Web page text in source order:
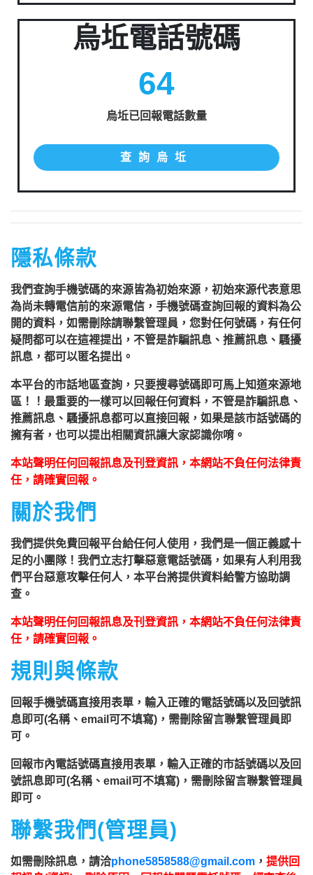
烏坵電話號碼
64
烏坵已回報電話數量
查詢烏坵
隱私條款
我們查詢手機號碼的來源皆為初始來源，初始來源代表意思
為尚未轉電信前的來源電信，手機號碼查詢回報的資料為公
開的資料，如需刪除請聯繫管理員，您對任何號碼，有任何
疑問都可以在這裡提出，不管是詐騙訊息、推薦訊息、騷擾
訊息，都可以匿名提出。
本平台的市話地區查詢，只要搜尋號碼即可馬上知道來源地
區！！最重要的一樣可以回報任何資料，不管是詐騙訊息、
推薦訊息、騷擾訊息都可以直接回報，如果是該市話號碼的
擁有者，也可以提出相關資訊讓大家認識你唷。
本站聲明任何回報訊息及刊登資訊，本網站不負任何法律責
任，請確實回報。
關於我們
我們提供免費回報平台給任何人使用，我們是一個正義感十
足的小團隊！我們立志打擊惡意電話號碼，如果有人利用我
們平台惡意攻擊任何人，本平台將提供資料給警方協助調
查。
本站聲明任何回報訊息及刊登資訊，本網站不負任何法律責
任，請確實回報。
規則與條款
回報手機號碼直接用表單，輸入正確的電話號碼以及回號訊
息即可(名稱、email可不填寫)，需刪除留言聯繫管理員即
可。
回報市內電話號碼直接用表單，輸入正確的市話號碼以及回
號訊息即可(名稱、email可不填寫)，需刪除留言聯繫管理員
即可。
聯繫我們(管理員)
如需刪除訊息，請洽phone5858588@gmail.com ， 提供回